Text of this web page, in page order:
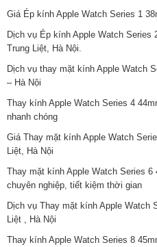
Giá Ép kính Apple Watch Series 1
Dịch vụ Ép kính Apple Watch
Trung Liệt, Hà Nội.
Dịch vụ thay mặt kính Apple Watch
– Hà Nội
Thay kính Apple Watch Series 4
nhanh chóng
Giá Thay mặt kính Apple Watch
Liệt, Hà Nội
Thay mặt kính Apple Watch Series
chuyên nghiệp, tiết kiệm thời gian
Dịch vụ Thay mặt kính Apple Watch
Liệt , Hà Nội
Thay kính Apple Watch Series 8